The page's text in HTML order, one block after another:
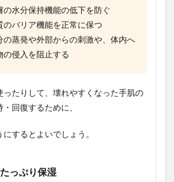
の水分保持機能の低下を防ぐ
のバリア機能を正常に保つ
の蒸発や外部からの刺激や、体内へ
の侵入を阻止する
ったりして、壊れやすくなった手肌の
回復するために、
するとよいでしょう。
っぷり保湿